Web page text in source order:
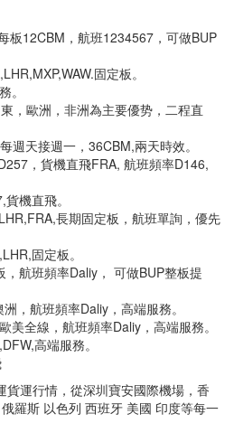
板12CBM，航班1234567，可做BUP
固定板。
。
，歐洲，非洲為主要優势，二程直
週天接週一，36CBM,兩天時效。
，貨機直飛FRA, 航班頻率D146,
機直飛。
長期固定板，航班單詢，優先
固定板。
航班頻率Daliy， 可做BUP整板提
，航班頻率Daliy，高端服務。
美全線，航班頻率Daliy，高端服務。
高端服務。
貨運行情，從深圳寶安國際機場，香
羅斯 以色列 西班牙 美國 印度等每一